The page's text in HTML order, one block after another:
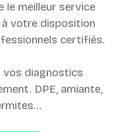
le meilleur service
votre disposition
certifiés.
vos diagnostics
DPE, amiante,